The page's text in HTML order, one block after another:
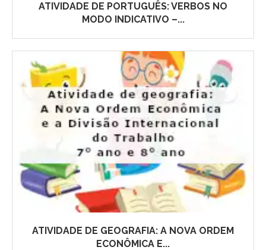
ATIVIDADE DE PORTUGUÊS: VERBOS NO
MODO INDICATIVO –...
ATIVIDADE DE GEOGRAFIA: A NOVA ORDEM
ECONÔMICA E...